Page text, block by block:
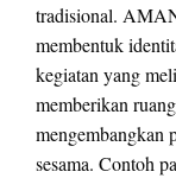
tradisional.
membentuk
kegiatan yang
memberikan
mengembangkan
sesama. Contoh